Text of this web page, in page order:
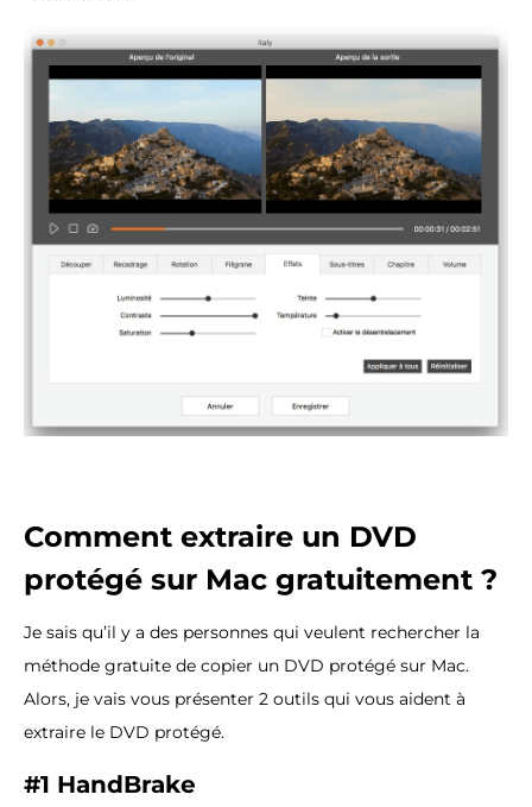
Comment extraire un DVD
protégé sur Mac gratuitement ?
Je sais qu’il y a des personnes qui veulent rechercher la
méthode gratuite de copier un DVD protégé sur Mac.
Alors, je vais vous présenter 2 outils qui vous aident à
extraire le DVD protégé.
#1 HandBrake